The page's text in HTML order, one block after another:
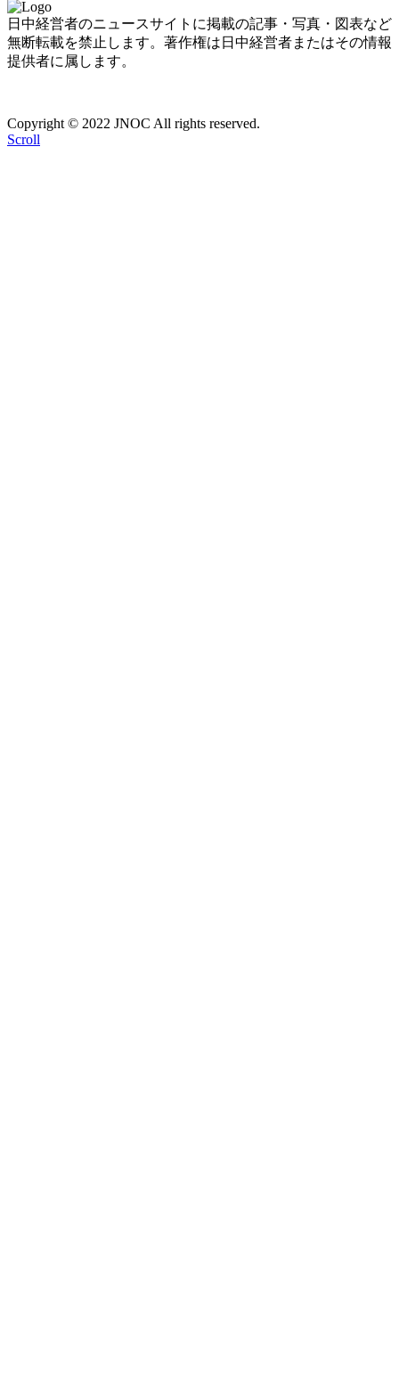
日中経営者のニュースサイトに掲載の記事・写真・図表など
無断転載を禁止します。著作権は日中経営者またはその情報
提供者に属します。
Copyright © 2022 JNOC All rights reserved.
Scroll